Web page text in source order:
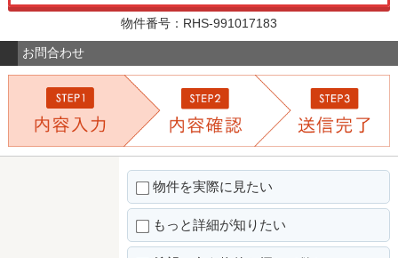
物件番号：RHS-991017183
お問合わせ
物件を実際に見たい
もっと詳細が知りたい